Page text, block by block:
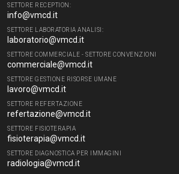
SETTORE RECEPTION:
info@vmcd.it
SETTORE LABORATORIA ANALISI:
laboratorio@vmcd.it
SETTORE COMMERCIALE - SETTORE CONVENZIONI
commerciale@vmcd.it
SETTORE GESTIONE RISORSE UMANE
lavoro@vmcd.it
SETTORE REFERTAZIONE
refertazione@vmcd.it
SETTORE FISIOTERAPIA
fisioterapia@vmcd.it
SETTORE DIAGNOSTICA PER IMMAGINI
radiologia@vmcd.it